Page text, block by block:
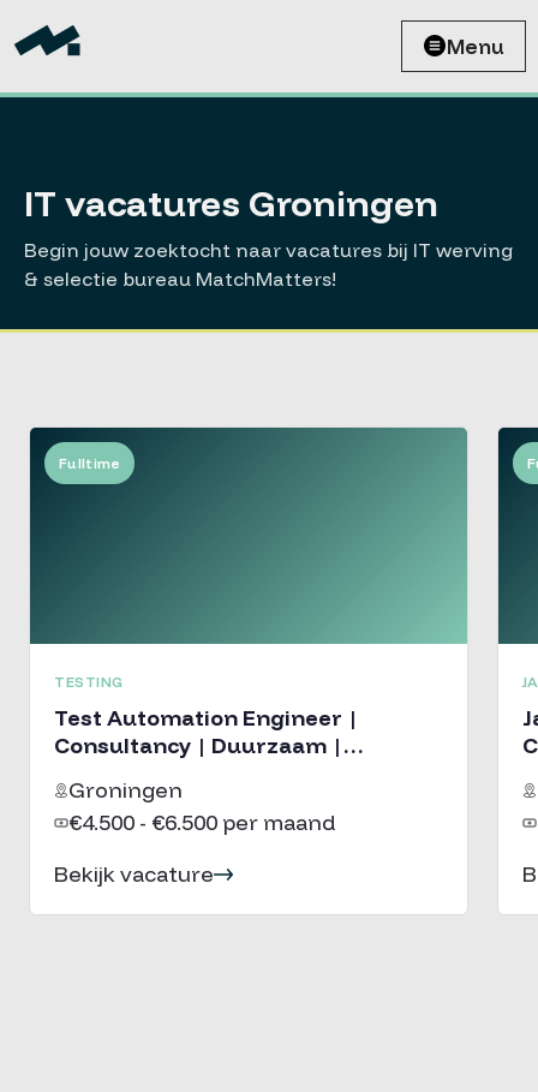
Menu
IT vacatures Groningen
Begin jouw zoektocht naar vacatures bij IT werving
& selectie bureau MatchMatters!
Fulltime
TESTING
Test Automation Engineer |
Consultancy | Duurzaam |
Groningen
€4.500 - €6.500 per maand
Bekijk vacature